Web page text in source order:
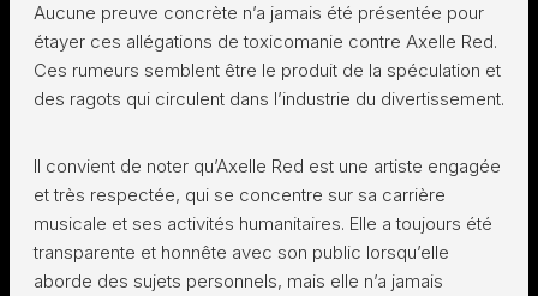
Aucune preuve concrète n’a jamais été présentée pour
étayer ces allégations de toxicomanie contre Axelle Red.
Ces rumeurs semblent être le produit de la spéculation et
des ragots qui circulent dans l’industrie du divertissement.
Il convient de noter qu’Axelle Red est une artiste engagée
et très respectée, qui se concentre sur sa carrière
musicale et ses activités humanitaires. Elle a toujours été
transparente et honnête avec son public lorsqu’elle
aborde des sujets personnels, mais elle n’a jamais